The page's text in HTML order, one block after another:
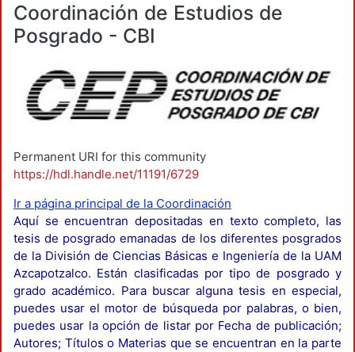
Coordinación de Estudios de
Posgrado - CBI
Permanent URI for this community
https://hdl.handle.net/11191/6729
Ir a página principal de la Coordinación
Aquí se encuentran depositadas en texto completo, las
tesis de posgrado emanadas de los diferentes posgrados
de la División de Ciencias Básicas e Ingeniería de la UAM
Azcapotzalco. Están clasificadas por tipo de posgrado y
grado académico. Para buscar alguna tesis en especial,
puedes usar el motor de búsqueda por palabras, o bien,
puedes usar la opción de listar por Fecha de publicación;
Autores; Títulos o Materias que se encuentran en la parte